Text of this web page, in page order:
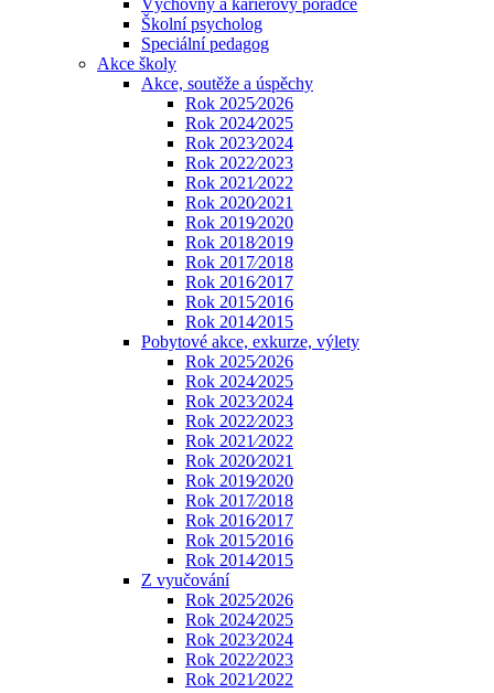
Výchovný a kariérový poradce
Školní psycholog
Speciální pedagog
Akce školy
Akce, soutěže a úspěchy
Rok 2025⁄2026
Rok 2024⁄2025
Rok 2023⁄2024
Rok 2022⁄2023
Rok 2021⁄2022
Rok 2020⁄2021
Rok 2019⁄2020
Rok 2018⁄2019
Rok 2017⁄2018
Rok 2016⁄2017
Rok 2015⁄2016
Rok 2014⁄2015
Pobytové akce, exkurze, výlety
Rok 2025⁄2026
Rok 2024⁄2025
Rok 2023⁄2024
Rok 2022⁄2023
Rok 2021⁄2022
Rok 2020⁄2021
Rok 2019⁄2020
Rok 2017⁄2018
Rok 2016⁄2017
Rok 2015⁄2016
Rok 2014⁄2015
Z vyučování
Rok 2025⁄2026
Rok 2024⁄2025
Rok 2023⁄2024
Rok 2022⁄2023
Rok 2021⁄2022